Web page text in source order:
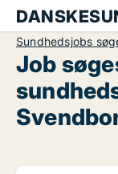
Sundhedsjobs
Job